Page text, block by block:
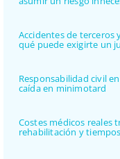
Accidentes de terceros
qué puede exigirte un
Responsabilidad civil
caída en minimotard
Costes médicos reales
rehabilitación y